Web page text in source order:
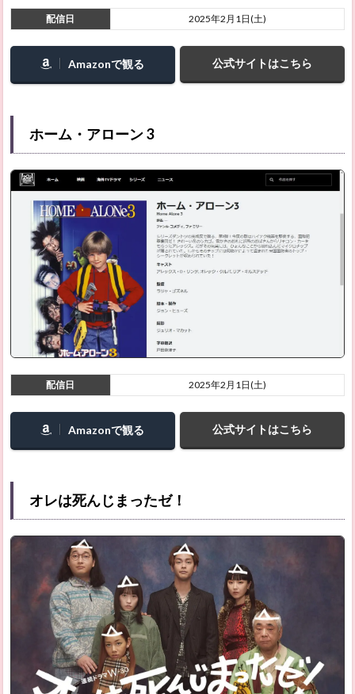
2.36
テウス
2.37
2.38
復讐の
記憶
2.39
夜明け
の詩
2.40
リーチ
ャー ～
正義の
アウト
ロー～
シーズ
ン3（原
Reacher
／アメ
2.41
ゴール
2.42
MONDAYS
イムルー
プ、上司
に気づか
せないと
終わらな
2.43
若き見
知らぬ
者たち
配信日 2025年2月1日(土)
Amazonで観る 公式サイトはこちら
ホーム・アローン 3
配信日 2025年2月1日(土)
Amazonで観る 公式サイトはこちら
オレは死んじまったゼ！